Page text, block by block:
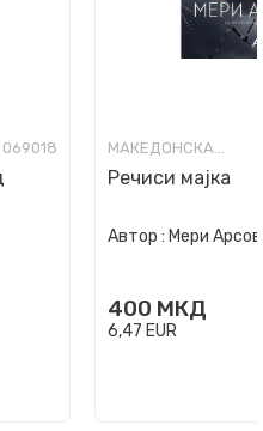
069018 МАКЕДОНСКА КНИЖЕВНОСТ
Речиси мајка
Автор : Мери
400 МКД
6,47 EUR